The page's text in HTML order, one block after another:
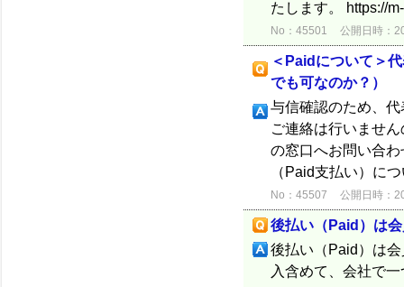
たします。 https://
No：45501 公開日時：
＜Paidについて＞
でも可なのか？）
与信確認のため、
ご連絡は行いませ
の窓口へお問い合
（Paid支払い）に
No：45507 公開日時：
後払い（Paid）は
後払い（Paid）は
入含めて、会社で